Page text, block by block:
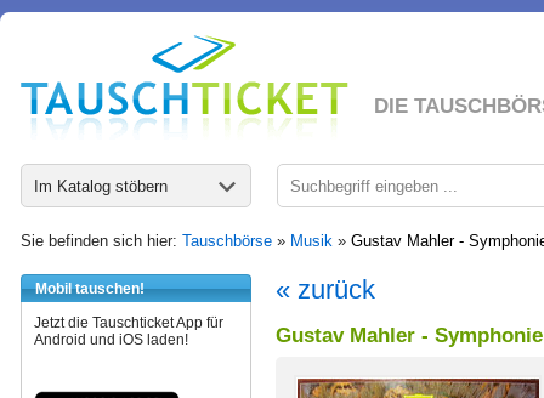
DIE
Im Katalog stöbern
Sie befinden sich hier: Tauschbörse » Musik » Gustav Mahler -
Mobil tauschen!
Jetzt die Tauschticket App für
Android und iOS laden!
« zurück
Gustav Mahler -